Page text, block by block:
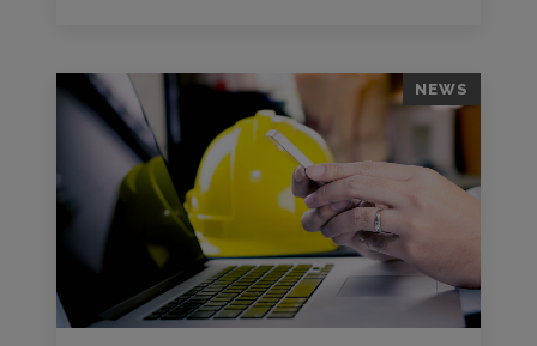
NEWS